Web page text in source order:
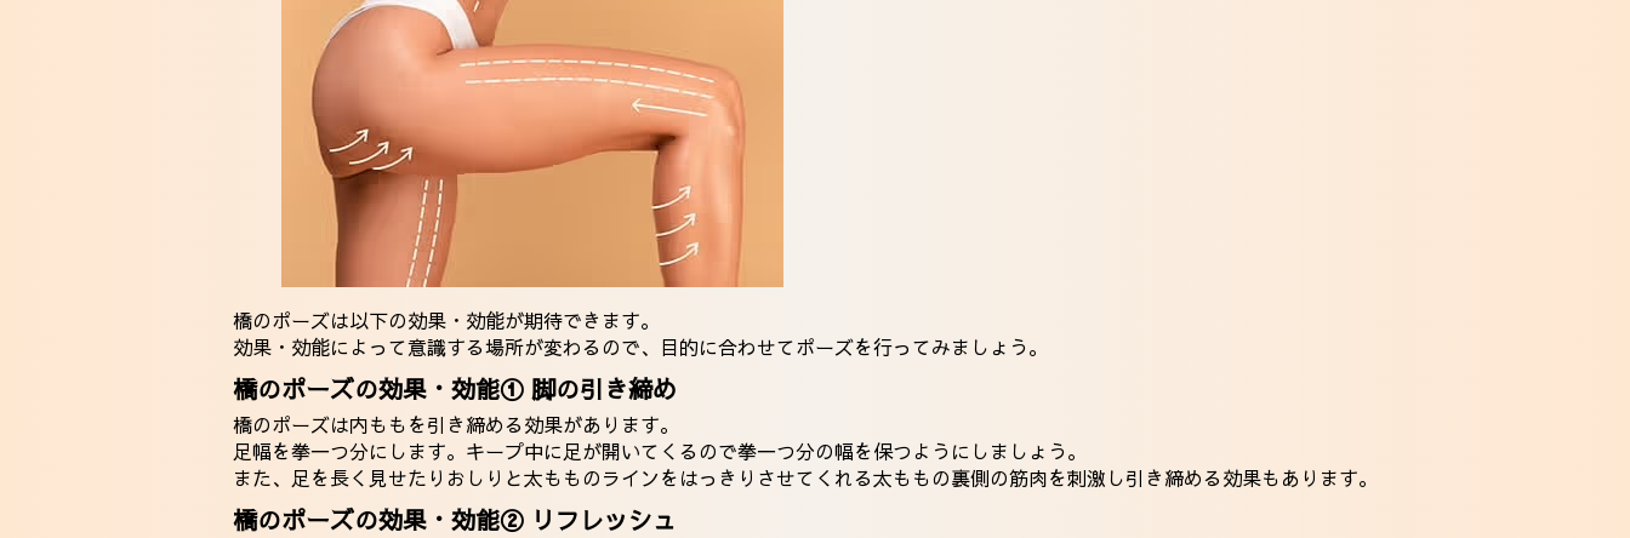
橋のポーズは以下の効果・効能が期待できます。
効果・効能によって意識する場所が変わるので、目的に合わせてポーズを行ってみましょう。
橋のポーズの効果・効能① 脚の引き締め
橋のポーズは内ももを引き締める効果があります。
足幅を拳一つ分にします。キープ中に足が開いてくるので拳一つ分の幅を保つようにしましょう。
また、足を長く見せたりおしりと太もものラインをはっきりさせてくれる太ももの裏側の筋肉を刺激し引き締める効果もあります。
橋のポーズの効果・効能② リフレッシュ